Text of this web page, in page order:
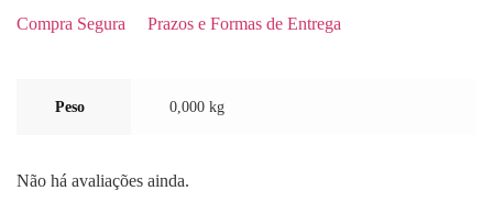
Compra Segura
Prazos e Formas de Entrega
Peso 0,000 kg
Não há avaliações ainda.